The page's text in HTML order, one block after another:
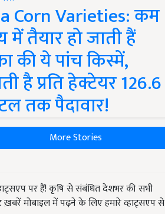
Corn Varieties: कम
तैयार हो जाती हैं
की ये पांच किस्में,
है प्रति हेक्टेयर 126.6
तक पैदावार!
More Stories
पर हैं! कृषि से संबंधित देशभर की सभी
ख़बरें मोबाइल में पढ़ने के लिए हमारे व्हाट्सएप से